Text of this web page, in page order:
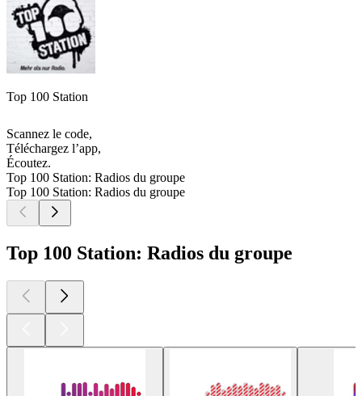
Top 100 Station
Scannez le code,
Téléchargez l’app,
Écoutez.
Top 100 Station: Radios du groupe
Top 100 Station: Radios du groupe
Top 100 Station: Radios du groupe